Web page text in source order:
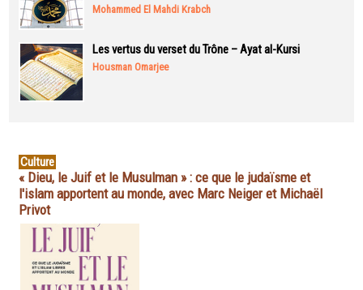
Mohammed El Mahdi Krabch
Les vertus du verset du Trône – Ayat al-Kursi
Housman Omarjee
Culture
« Dieu, le Juif et le Musulman » : ce que le judaïsme et
l'islam apportent au monde, avec Marc Neiger et Michaël
Privot